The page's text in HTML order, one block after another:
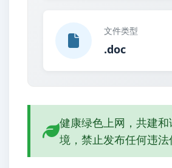
文件类型
.doc
健康绿色上网，共建
境，禁止发布任何违法